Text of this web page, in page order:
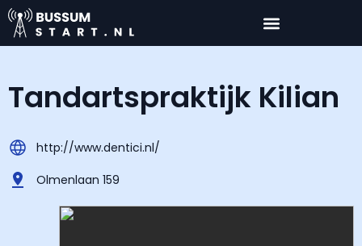
Tandartspraktijk Kilian
http://www.dentici.nl/
Olmenlaan 159